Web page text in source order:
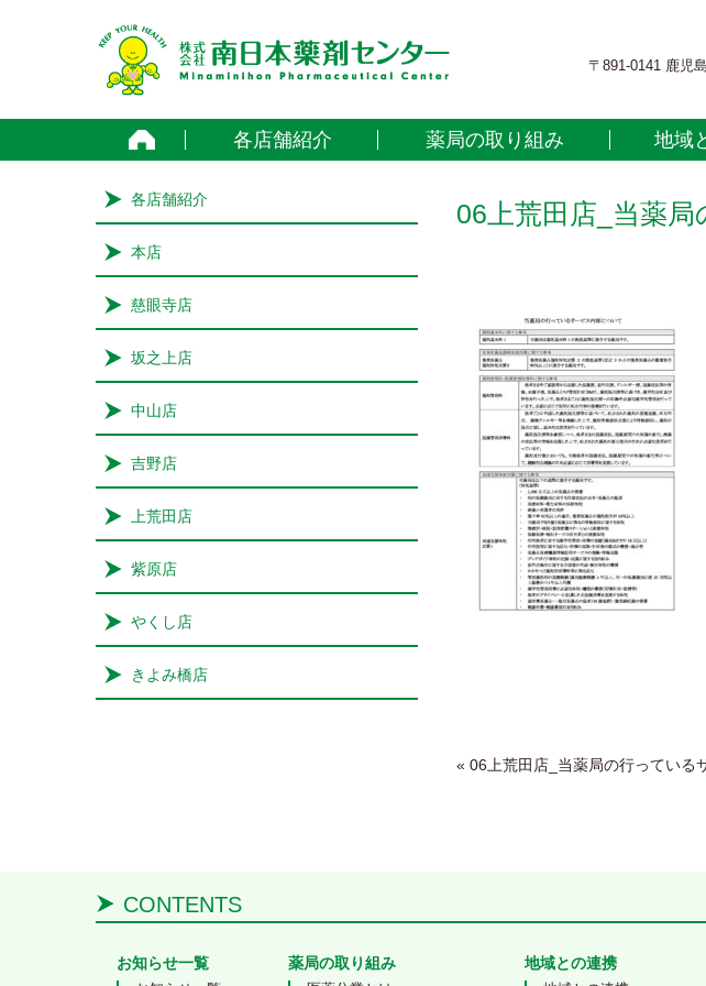
〒891-0141 鹿児
home各店舗紹介 薬局の取り組み 地域
各店舗紹介
本店
慈眼寺店
坂之上店
中山店
吉野店
上荒田店
紫原店
やくし店
きよみ橋店
06上荒田店_当薬
Post navigation
« 06上荒田店_当薬局の行っている
CONTENTS
お知らせ一覧 薬局の取り組み 地域との連携